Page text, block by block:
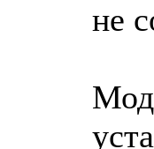
не